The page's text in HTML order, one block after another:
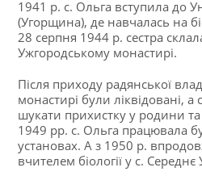
1941 р. с. Ольга вступила до
(Угорщина), де навчалась на
28 серпня 1944 р. сестра
Ужгородському монастирі.
Після приходу радянської
монастирі були ліквідовані,
шукати прихистку у родини
1949 рр. с. Ольга працювала
установах. А з 1950 р.
вчителем біології у с.